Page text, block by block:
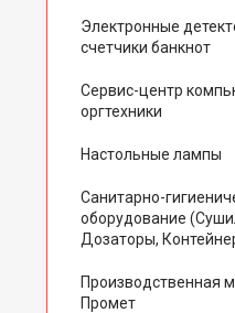
Электронные
счетчики банкнот
Сервис-центр
оргтехники
Настольные лампы
Санитарно-
оборудование
Дозаторы,
Производственная
Промет